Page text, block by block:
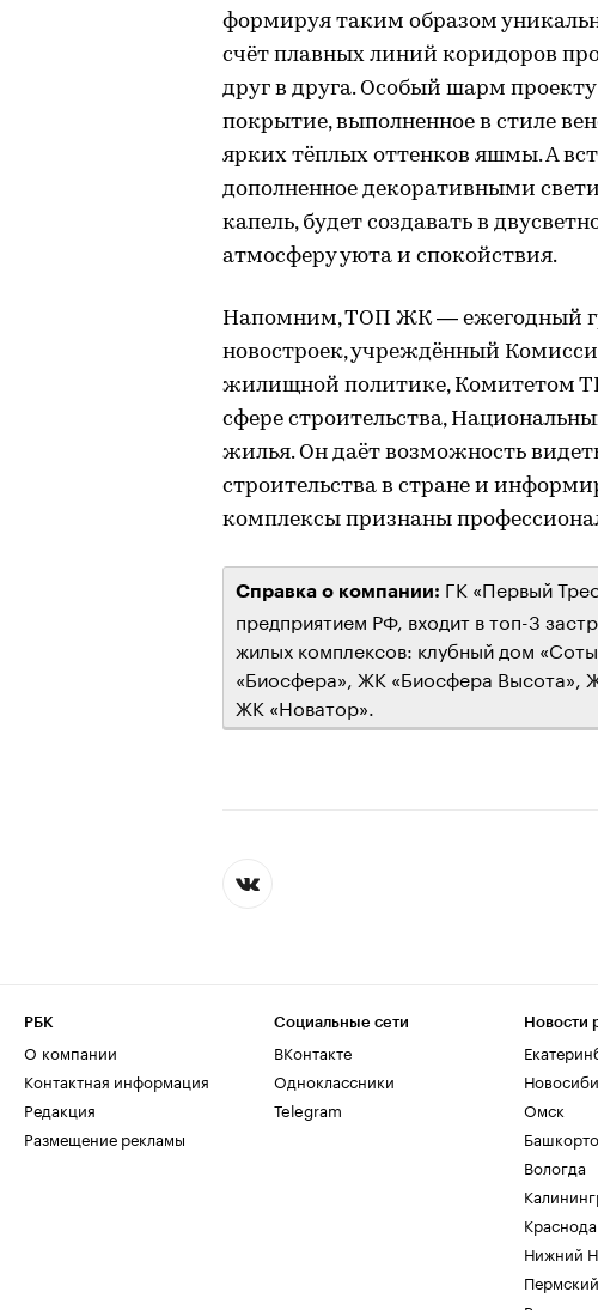
формируя таким образом
счёт плавных линий коридоров
друг в друга. Особый шарм
покрытие, выполненное в стиле
ярких тёплых оттенков яшмы. А
дополненное декоративными
капель, будет создавать в
атмосферу уюта и спокойствия.
Напомним, ТОП ЖК — ежегодный
новостроек, учреждённый
жилищной политике, Комитетом
сфере строительства,
жилья. Он даёт возможность
строительства в стране и
комплексы признаны
Справка о компании: ГК «Первый
предприятием РФ, входит в топ-3
жилых комплексов: клубный дом
«Биосфера», ЖК «Биосфера Высота»,
ЖК «Новатор».
РБК
О компании
Контактная информация
Редакция
Размещение рекламы
Социальные сети
ВКонтакте
Одноклассники
Telegram
Новости
Омск
Вологда
Нижний